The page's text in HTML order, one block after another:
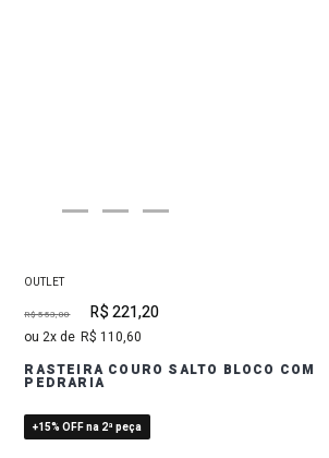
OUTLET
R$ 553,00 R$ 221,20
2 R$ 110,60
RASTEIRA COURO SALTO BLOCO COM
PEDRARIA
+15% OFF na 2ª peça